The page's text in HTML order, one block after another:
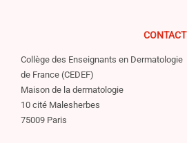
CONTACT
Collège des Enseignants en Dermatologie
de France (CEDEF)
Maison de la dermatologie
10 cité Malesherbes
75009 Paris